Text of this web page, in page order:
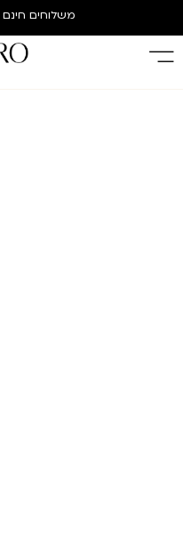
משלוחים חינם